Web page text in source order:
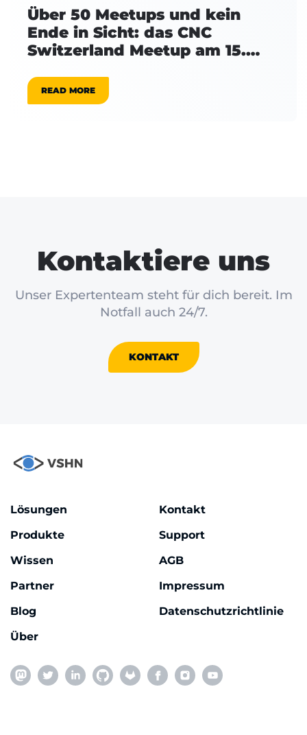
Über 50 Meetups und kein
Ende in Sicht: das CNC
Switzerland Meetup am 15.
READ MORE
Kontaktiere uns
Unser Expertenteam steht für dich bereit. Im
Notfall auch 24/7.
KONTAKT
Lösungen
Produkte
Wissen
Partner
Blog
Über
Kontakt
Support
AGB
Impressum
Datenschutzrichtlinie